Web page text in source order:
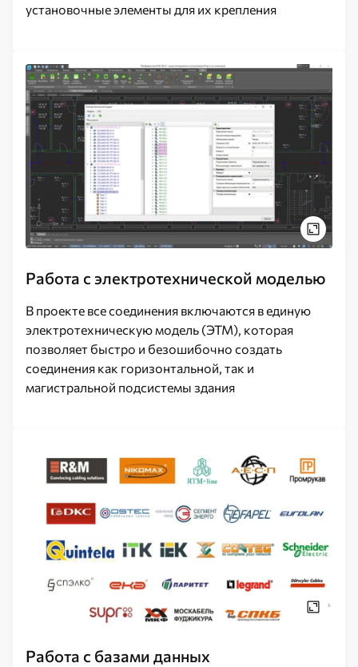
установочные элементы для их крепления
Работа с электротехнической моделью
В проекте все соединения включаются в единую
электротехническую модель (ЭТМ), которая
позволяет быстро и безошибочно создать
соединения как горизонтальной, так и
магистральной подсистемы здания
Работа с базами данных